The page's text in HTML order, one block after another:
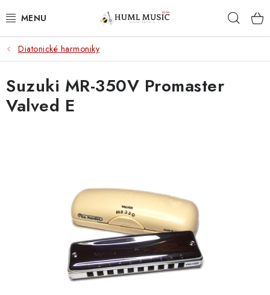
na
KYTARY
UKULELE
DECHY
KYTAROVÉ PŘÍSLUŠENSTVÍ
OSTATNÍ STRUNNÉ NÁSTROJE
Diatonické harmoniky
Suzuki MR-350V Promaster
Valved E